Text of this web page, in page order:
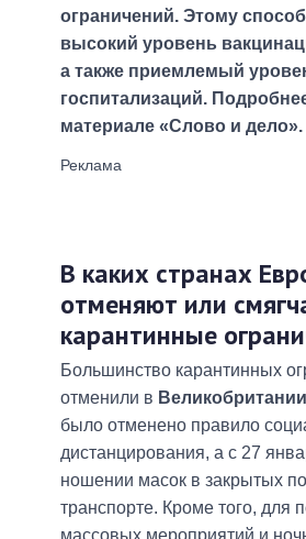
ограничений. Этому
высокий уровень
а также приемлемый
госпитализаций.
материале «Слово и дело».
В каких странах
отменяют или
карантинные
Большинство карантинных
отменили в Великобритании
было отменено правило
дистанцирования, а с 27
ношении масок в закрытых
транспорте. Кроме того, для